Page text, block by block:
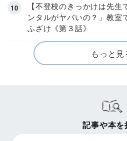
【不登校のきっかけは先生
ンタルがヤバいの？」教室
ふざけ《第３話》
もっと見
記事や本を